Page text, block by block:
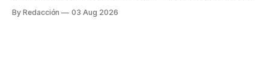
artesanal, ingredientes de calidad y experiencias que
By Redacción 03 Aug 2026